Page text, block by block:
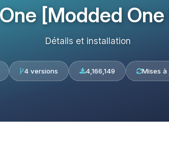
[Modded
Détails et installation
4 versions 4,166,149 Mises à